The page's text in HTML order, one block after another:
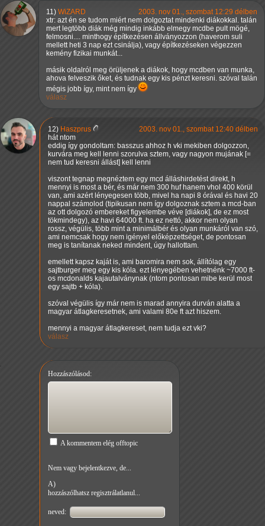
11) WiZARD
2003. nov 01., szombat 12:29 délben
xtr: azt én se tudom miért nem dolgoztat mindenki diákokkal. talán
mert legtöbb diák még mindig inkább elmegy mcdbe pult mögé,
felmosni.... minthogy építkezésen állványozzon (haverom suli
mellett heti 3 nap ezt csinálja), vagy építkezéseken végezzen
kemény fizikai munkát...
másik oldalról meg örüljenek a diákok, hogy mcdben van munka,
ahova felveszik őket, és tudnak egy kis pénzt keresni. szóval talán
mégis jobb így, mint nem így
válasz
12) Haszprus
2003. nov 01., szombat 12:40 délben
hát ntom
eddig így gondoltam: basszus ahhoz h vki mekiben dolgozzon,
kurvára meg kell lenni szorulva sztem, vagy nagyon mujának [=
nem tud keresni állást] kell lenni
viszont tegnap megnéztem egy mcd álláshirdetést direkt, h
mennyi is most a bér, és már nem 300 huf hanem vhol 400 körül
van, ami azért lényegesen több, mivel ha napi 8 órával és havi 20
nappal számolod (tipikusan nem így dolgoznak sztem a mcd-ban
az ott dolgozó embereket figyelembe véve [diákok], de ez most
tökmindegy), az havi 64000 ft. ha ez nettó, akkor nem olyan
rossz, végülis, több mint a minimálbér és olyan munkáról van szó,
ami nemcsak hogy nem igényel előképzettséget, de pontosan
meg is tanítanak neked mindent, úgy hallottam.
emellett kapsz kaját is, ami baromira nem sok, állítólag egy
sajtburger meg egy kis kóla. ezt lényegében vehetnénk ~7000 ft-
os mcdonalds kajautalványnak (ntom pontosan mibe kerül most
egy sajtb + kóla).
szóval végülis így már nem is marad annyira durván alatta a
magyar átlagkeresetnek, ami valami 80e ft azt hiszem.
mennyi a magyar átlagkereset, nem tudja ezt vki?
válasz
Hozzászólásod:
A kommentem elég offtopic
Nem vagy bejelentkezve, de...
A)
hozzászólhatsz regisztrálatlanul...
neved: